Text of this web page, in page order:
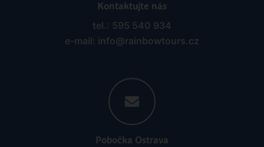
Kontaktujte nás
tel.: 595 540 934
e-mail: info@rainbowtours.cz
Pobočka Ostrava